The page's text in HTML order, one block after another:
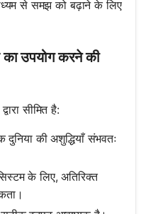
से समझ को बढ़ाने के लिए
उपयोग करने की
सीमित है:
दुनिया की अशुद्धियाँ संभवतः
के लिए, अतिरिक्त